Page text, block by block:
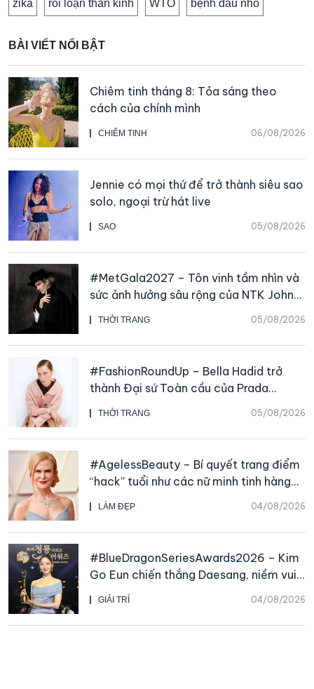
zika rối loạn thần kinh WTO bệnh đầu nhỏ
BÀI VIẾT NỔI BẬT
CHIÊM TINH 06/08/2026
Chiêm tinh tháng 8: Tỏa sáng theo
cách của chính mình
SAO 05/08/2026
Jennie có mọi thứ để trở thành siêu sao
solo, ngoại trừ hát live
THỜI TRANG 05/08/2026
#MetGala2027 – Tôn vinh tầm nhìn và
sức ảnh hưởng sâu rộng của NTK John
Galliano
THỜI TRANG 05/08/2026
#FashionRoundUp – Bella Hadid trở
thành Đại sứ Toàn cầu của Prada
Beauty, CHANEL mua lại Charvet
LÀM ĐẸP 04/08/2026
#AgelessBeauty – Bí quyết trang điểm
“hack” tuổi như các nữ minh tinh hàng
đầu
GIẢI TRÍ 04/08/2026
#BlueDragonSeriesAwards2026 – Kim
Go Eun chiến thắng Daesang, niềm vui
nhân đôi của Park Bo Kyung sau 23
năm